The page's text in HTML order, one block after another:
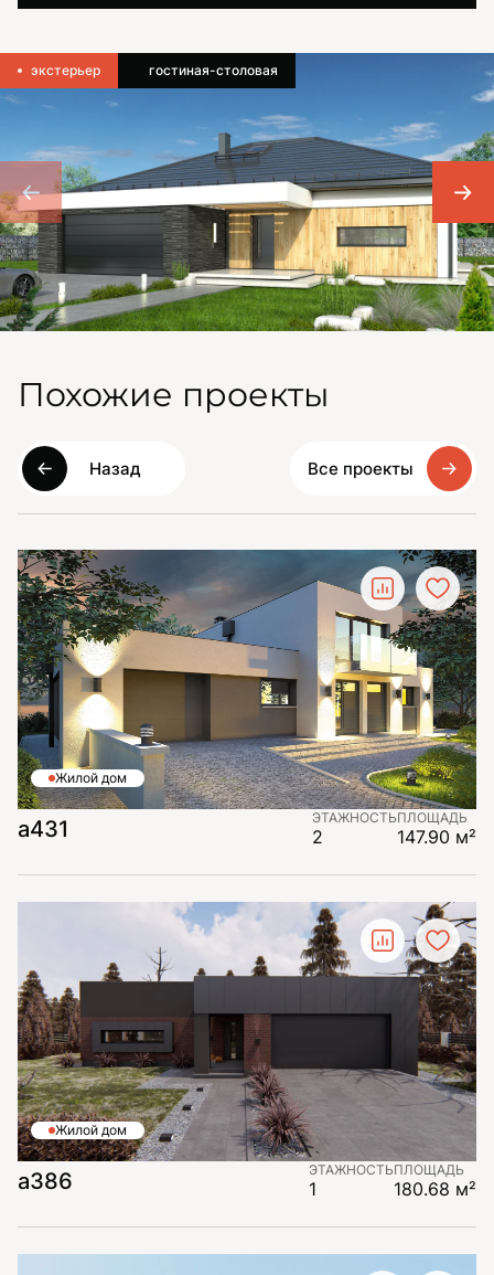
экстерьер гостиная-столовая
Похожие проекты
Назад Все проекты
Жилой дом
а431 ЭТАЖНОСТЬ
2
ПЛОЩАДЬ
147.90 м²
Жилой дом
а386 ЭТАЖНОСТЬ
1
ПЛОЩАДЬ
180.68 м²